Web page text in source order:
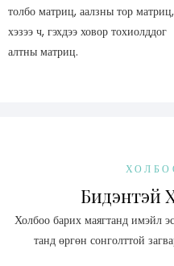
толбо матриц, аалзны тор
хэзээ ч, гэхдээ ховор тохиолддог
алтны матриц.
Бидэнтэй
Холбоо барих маягтанд имэйл
танд өргөн сонголттой